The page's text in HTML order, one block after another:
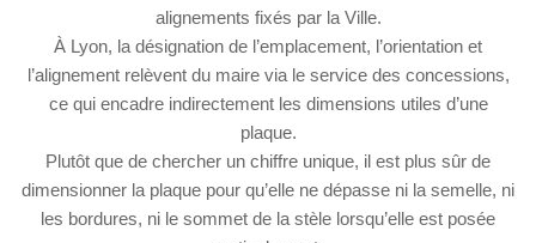
alignements fixés par la Ville.
À Lyon, la désignation de l’emplacement, l’orientation et
l’alignement relèvent du maire via le service des concessions,
ce qui encadre indirectement les dimensions utiles d’une
plaque.
Plutôt que de chercher un chiffre unique, il est plus sûr de
dimensionner la plaque pour qu’elle ne dépasse ni la semelle, ni
les bordures, ni le sommet de la stèle lorsqu’elle est posée